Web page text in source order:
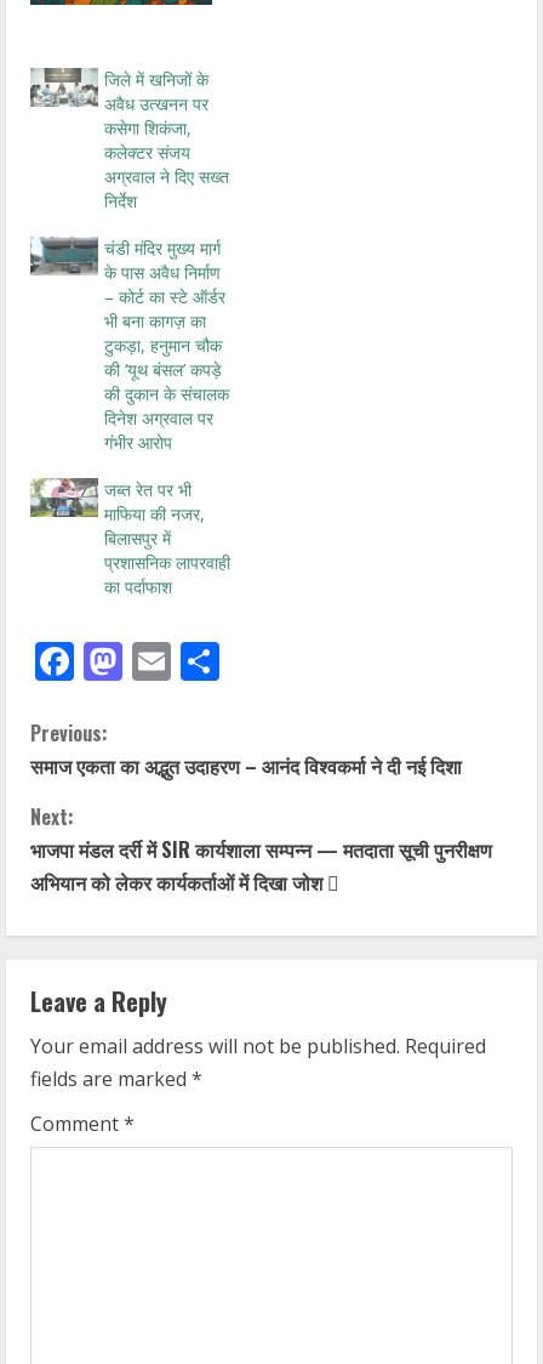
जिले में खनिजों के
अवैध उत्खनन पर
कसेगा शिकंजा,
कलेक्टर संजय
अग्रवाल ने दिए सख्त
निर्देश
चंडी मंदिर मुख्य मार्ग
के पास अवैध निर्माण
– कोर्ट का स्टे ऑर्डर
भी बना कागज़ का
टुकड़ा, हनुमान चौक
की ‘यूथ बंसल’ कपड़े
की दुकान के संचालक
दिनेश अग्रवाल पर
गंभीर आरोप
जब्त रेत पर भी
माफिया की नजर,
बिलासपुर में
प्रशासनिक लापरवाही
का पर्दाफाश
Facebook
Mastodon
Email
Previous:
समाज एकता का अद्भुत उदाहरण – आनंद विश्वकर्मा ने दी नई दिशा
Next:
भाजपा मंडल दर्री में SIR कार्यशाला सम्पन्न — मतदाता सूची पुनरीक्षण
अभियान को लेकर कार्यकर्ताओं में दिखा जोश 
Leave a Reply
Your email address will not be published. Required
fields are marked *
Comment*